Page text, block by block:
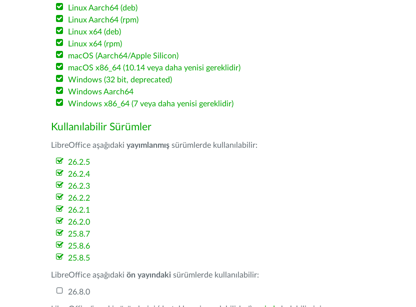
Linux Aarch64 (deb)
Linux Aarch64 (rpm)
Linux x64 (deb)
Linux x64 (rpm)
macOS (Aarch64/Apple Silicon)
macOS x86_64 (10.14 veya daha yenisi gereklidir)
Windows (32 bit, deprecated)
Windows Aarch64
Windows x86_64 (7 veya daha yenisi gereklidir)
Kullanılabilir Sürümler
LibreOffice aşağıdaki yayımlanmış sürümlerde kullanılabilir:
26.2.5
26.2.4
26.2.3
26.2.2
26.2.1
26.2.0
25.8.7
25.8.6
25.8.5
LibreOffice aşağıdaki ön yayındaki sürümlerde kullanılabilir:
26.8.0